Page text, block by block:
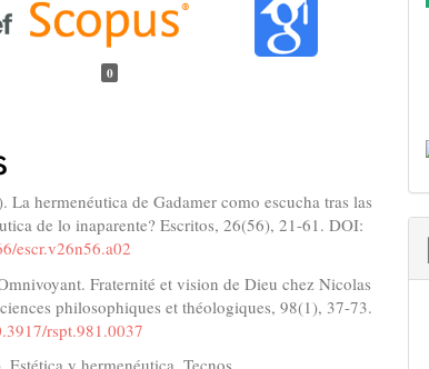
0
La hermenéutica de Gadamer como escucha tras las
de lo inaparente? Escritos, 26(56), 21-61. DOI:
escr.v26n56.a02
Fraternité et vision de Dieu chez Nicolas
philosophiques et théologiques, 98(1), 37-73.
rspt.981.0037